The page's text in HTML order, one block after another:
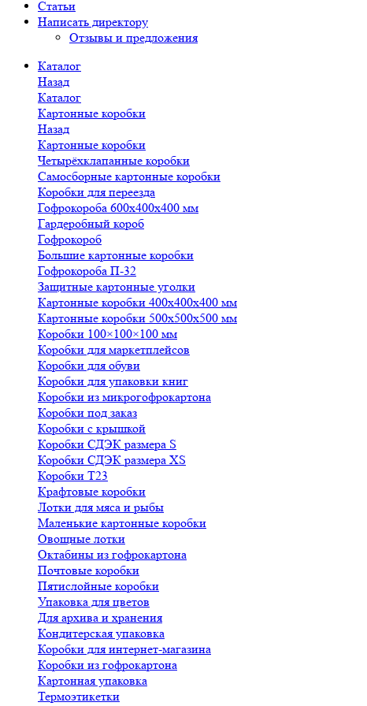
Статьи
Написать директору
Отзывы и предложения
Каталог
Назад
Каталог
Картонные коробки
Назад
Картонные коробки
Четырёхклапанные коробки
Самосборные картонные коробки
Коробки для переезда
Гофрокороба 600х400х400 мм
Гардеробный короб
Гофрокороб
Большие картонные коробки
Гофрокороба П-32
Защитные картонные уголки
Картонные коробки 400х400х400 мм
Картонные коробки 500х500х500 мм
Коробки 100×100×100 мм
Коробки для маркетплейсов
Коробки для обуви
Коробки для упаковки книг
Коробки из микрогофрокартона
Коробки под заказ
Коробки с крышкой
Коробки СДЭК размера S
Коробки СДЭК размера XS
Коробки Т23
Крафтовые коробки
Лотки для мяса и рыбы
Маленькие картонные коробки
Овощные лотки
Октабины из гофрокартона
Почтовые коробки
Пятислойные коробки
Упаковка для цветов
Для архива и хранения
Кондитерская упаковка
Коробки для интернет-магазина
Коробки из гофрокартона
Картонная упаковка
Термоэтикетки